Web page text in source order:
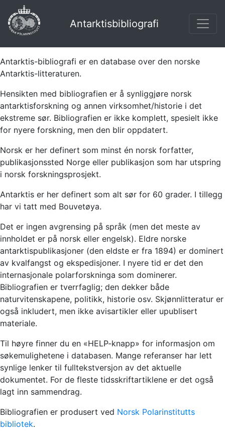
Antarktisbibliografi
Antarktis-bibliografi er en database over den norske
Antarktis-litteraturen.
Hensikten med bibliografien er å synliggjøre norsk
antarktisforskning og annen virksomhet/historie i det
ekstreme sør. Bibliografien er ikke komplett, spesielt ikke
for nyere forskning, men den blir oppdatert.
Norsk er her definert som minst én norsk forfatter,
publikasjonssted Norge eller publikasjon som har utspring
i norsk forskningsprosjekt.
Antarktis er her definert som alt sør for 60 grader. I tillegg
har vi tatt med Bouvetøya.
Det er ingen avgrensing på språk (men det meste av
innholdet er på norsk eller engelsk). Eldre norske
antarktispublikasjoner (den eldste er fra 1894) er dominert
av kvalfangst og ekspedisjoner. I nyere tid er det den
internasjonale polarforskninga som dominerer.
Bibliografien er tverrfaglig; den dekker både
naturvitenskapene, politikk, historie osv. Skjønnlitteratur er
også inkludert, men ikke avisartikler eller upublisert
materiale.
Til høyre finner du en «HELP-knapp» for informasjon om
søkemulighetene i databasen. Mange referanser har lett
synlige lenker til fulltekstversjon av det aktuelle
dokumentet. For de fleste tidsskriftartiklene er det også
lagt inn sammendrag.
Bibliografien er produsert ved Norsk Polarinstitutts
bibliotek.